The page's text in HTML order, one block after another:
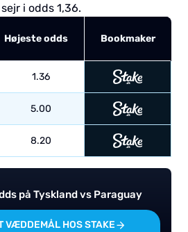
i odds 1,36.
Højeste odds Bookmaker
1.36
5.00
8.20
på Tyskland vs Paraguay
VÆDDEMÅL HOS STAKE